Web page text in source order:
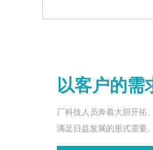
以客户的需
厂科技人员奔着大胆开拓
满足日益发展的形式需要。